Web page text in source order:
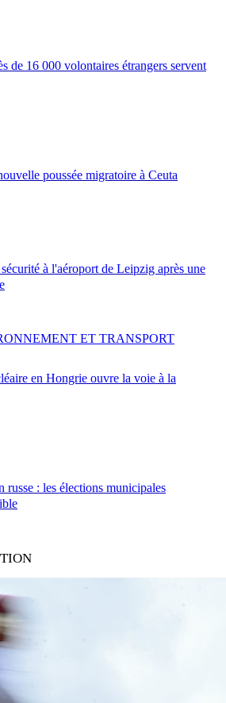
de 16 000 volontaires étrangers servent
poussée migratoire à Ceuta
à l'aéroport de Leipzig après une
en Hongrie ouvre la voie à la
ET TRANSPORT
russe : les élections municipales